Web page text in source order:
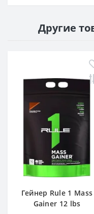
Другие
Гейнер Rule 1 Mass
Gainer 12 lbs